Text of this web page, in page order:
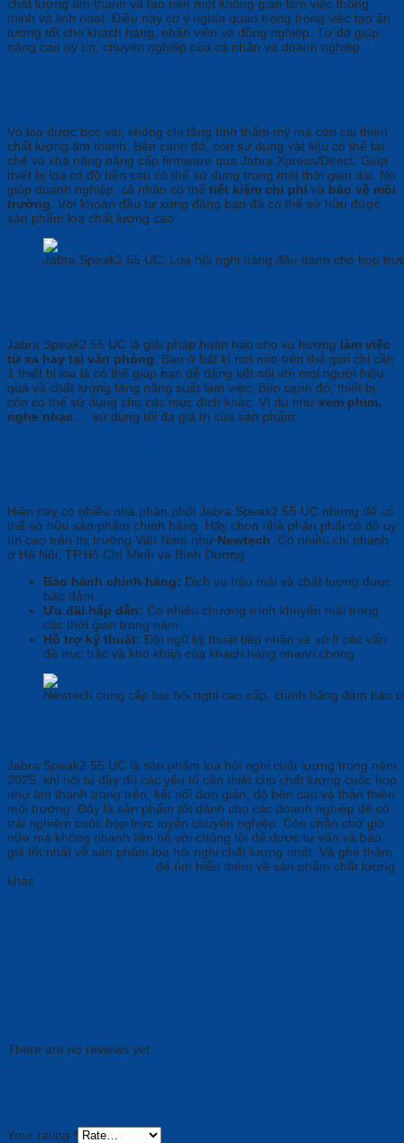
chất lượng âm thanh và tạo nên một không gian làm việc thông
minh và linh hoạt. Điều này có ý nghĩa quan trọng trong việc tạo ấn
tượng tốt cho khách hàng, nhân viên và đồng nghiệp. Từ đó giúp
nâng cao uy tín, chuyên nghiệp của cá nhân và doanh nghiệp.
Vỏ loa được bọc vải, không chỉ tăng tính thẩm mỹ mà còn cải thiện
chất lượng âm thanh. Bên cạnh đó, còn sử dụng vật liệu có thể tái
chế và khả năng nâng cấp firmware qua Jabra Xpress/Direct. Giúp
thiết bị loa có độ bền cao có thể sử dụng trong một thời gian dài. Nó
giúp doanh nghiệp, cá nhân có thể tiết kiệm chi phí và bảo vệ môi
trường. Với khoản đầu tư xứng đáng bạn đã có thể sở hữu được
sản phẩm loa chất lượng cao.
Jabra Speak2 55 UC: Loa hội nghị hàng đầu dành cho họp
Jabra Speak2 55 UC là giải pháp hoàn hảo cho xu hướng làm việc
từ xa hay tại văn phòng. Bạn ở bất kì nơi nào trên thế giới chỉ cần
1 thiết bị loa là có thể giúp bạn dễ dàng kết nối với mọi người hiệu
quả và chất lượng tăng năng suất làm việc. Bên cạnh đó, thiết bị
còn có thế sử dụng cho các mục đích khác. Ví dụ như xem phim,
nghe nhạc,… sử dụng tối đa giá trị của sản phẩm.
Hiện nay có nhiều nhà phân phối Jabra Speak2 55 UC nhưng để có
thể sở hữu sản phẩm chính hãng. Hãy chọn nhà phân phối có độ uy
tín cao trên thị trường Việt Nam như Newtech . Có nhiều chi nhánh
ở Hà Nội, TP.Hồ Chí Minh và Bình Dương.
Bảo hành chính hãng: Dịch vụ hậu mãi và chất lượng được
bảo đảm.
Ưu đãi hấp dẫn: Có nhiều chương trình khuyến mãi trong
các thời gian trong năm.
Hỗ trợ kỹ thuật: Đội ngũ kỹ thuật tiếp nhận và xử lí các vấn
đề trục trặc và khó khăn của khách hàng nhanh chóng.
Newtech cung cấp loa hội nghị cao cấp, chính hãng đảm bảo
Jabra Speak2 55 UC là sản phẩm loa hội nghị chất lượng trong năm
2025, khi hội tụ đầy đủ các yếu tố cần thiết cho chất lượng cuộc họp
như âm thanh trong trẻo, kết nối đơn giản, độ bền cao và thân thiện
môi trường. Đây là sản phẩm tốt dành cho các doanh nghiệp để có
trải nghiệm cuộc họp trực tuyến chuyên nghiệp. Còn chần chờ giờ
nữa mà không nhanh liên hệ với chúng tôi để được tư vấn và báo
giá tốt nhất về sản phẩm loa hội nghị chất lượng nhất. Và ghé thăm
để tìm hiểu thêm về sản phẩm chất lượng
khác.
There are no reviews yet.
Your rating *